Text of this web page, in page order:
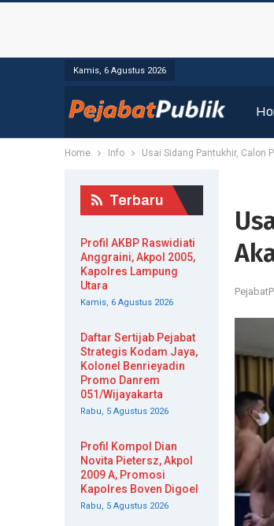
Kamis, 6 Agustus 2026
Home Info Usai Sidang Pantukhir, Calon
Terbaru
Profil AKBP Raswidiati
Anggraini, Akpol 2005,
Kapolres Lampung
Utara
Kamis, 6 Agustus 2026
Daftar Sertijab Pejabat
Strategis Kodam Jaya,
Kolonel Benrieyadin
Promo Danrem
051/Wijayakarta
Rabu, 5 Agustus 2026
Profil Kompol Dian
Novita Pietersz, Akpol
2009 A, Promosi
Kapolres Boven Digoel
Rabu, 5 Agustus 2026